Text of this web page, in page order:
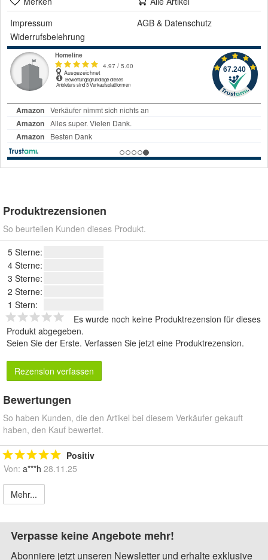
Impressum
AGB & Datenschutz
Widerrufsbelehrung
Produktrezensionen
So beurteilen Kunden dieses Produkt.
5 Sterne:
4 Sterne:
3 Sterne:
2 Sterne:
1 Stern:
Es wurde noch keine Produktrezension für dieses
Produkt abgegeben.
Seien Sie der Erste. Verfassen Sie jetzt eine Produktrezension.
Rezension verfassen
Bewertungen
So haben Kunden, die den Artikel bei diesem Verkäufer gekauft
haben, den Kauf bewertet.
Positiv
Von: a***h 28.11.25
Mehr...
Verpasse keine Angebote mehr!
Abonniere jetzt unseren Newsletter und erhalte exklusive